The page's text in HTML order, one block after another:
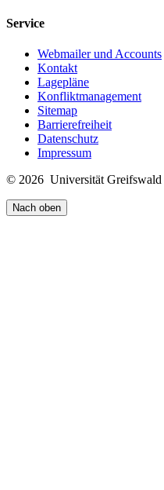
Service
Webmailer und Accounts
Kontakt
Lagepläne
Konfliktmanagement
Sitemap
Barrierefreiheit
Datenschutz
Impressum
© 2026 Universität Greifswald
Nach oben